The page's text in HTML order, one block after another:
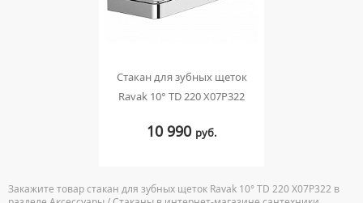
Стакан для зубных щеток
Ravak 10° TD 220 X07P322
10 990 руб.
Закажите товар стакан для зубных щеток Ravak 10° TD 220 X07P322 в